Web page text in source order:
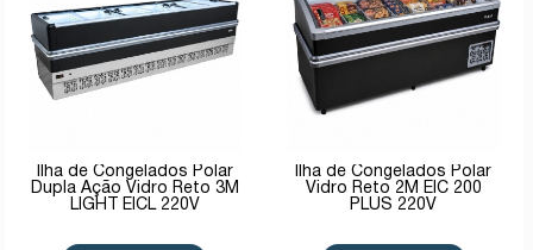
Ilha de Congelados Polar
Dupla Ação Vidro Reto 3M
LIGHT EICL 220V
Ilha de Congelados Polar
Vidro Reto 2M EIC 200
PLUS 220V